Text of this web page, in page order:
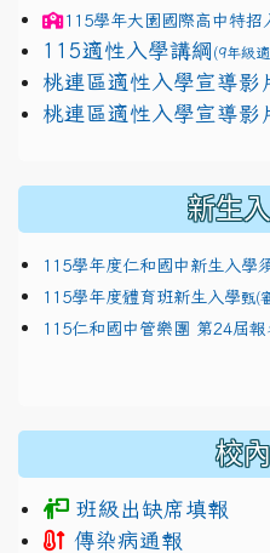
115學年大園國際高中特招
115適性入學講綱 (9年級
link to https://
桃連區適性入學宣導影
link to https://
桃連區適性入學宣導影
新生
115學年度仁和國中新生入學
115學年度體育班新生入學甄(
115仁和國中管樂團 第24屆報
校
班級出缺席填報
傳染病通報